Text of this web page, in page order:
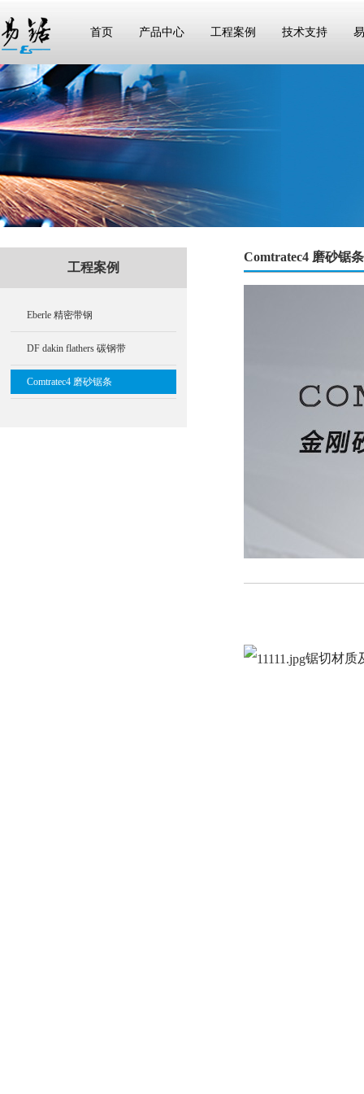
首页 产品中心 工程案例 技术支持
工程案例
Eberle 精密带钢
DF dakin flathers 碳钢带
Comtratec4 磨砂锯条
Comtratec4 磨砂锯条
锯切材质